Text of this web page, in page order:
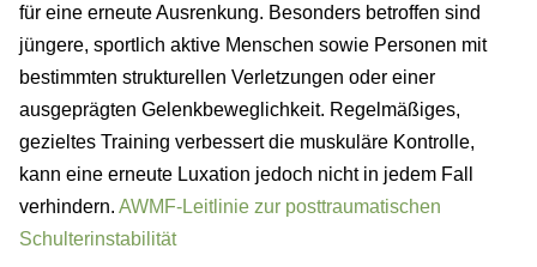
für eine erneute Ausrenkung. Besonders betroffen sind
jüngere, sportlich aktive Menschen sowie Personen mit
bestimmten strukturellen Verletzungen oder einer
ausgeprägten Gelenkbeweglichkeit. Regelmäßiges,
gezieltes Training verbessert die muskuläre Kontrolle,
kann eine erneute Luxation jedoch nicht in jedem Fall
verhindern. AWMF-Leitlinie zur posttraumatischen
Schulterinstabilität